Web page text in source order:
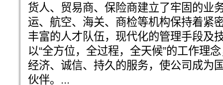
货人、贸易商、保险商建立了牢固的业
运、航空、海关、商检等机构保持着紧
丰富的人才队伍，现代化的管理手段及
以“全方位，全过程，全天候”的工作理
经济、诚信、持久的服务，使公司成为
伙伴。...